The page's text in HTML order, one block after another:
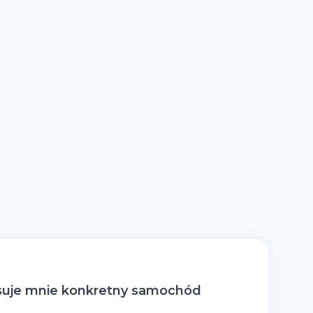
mnie konkretny samochód